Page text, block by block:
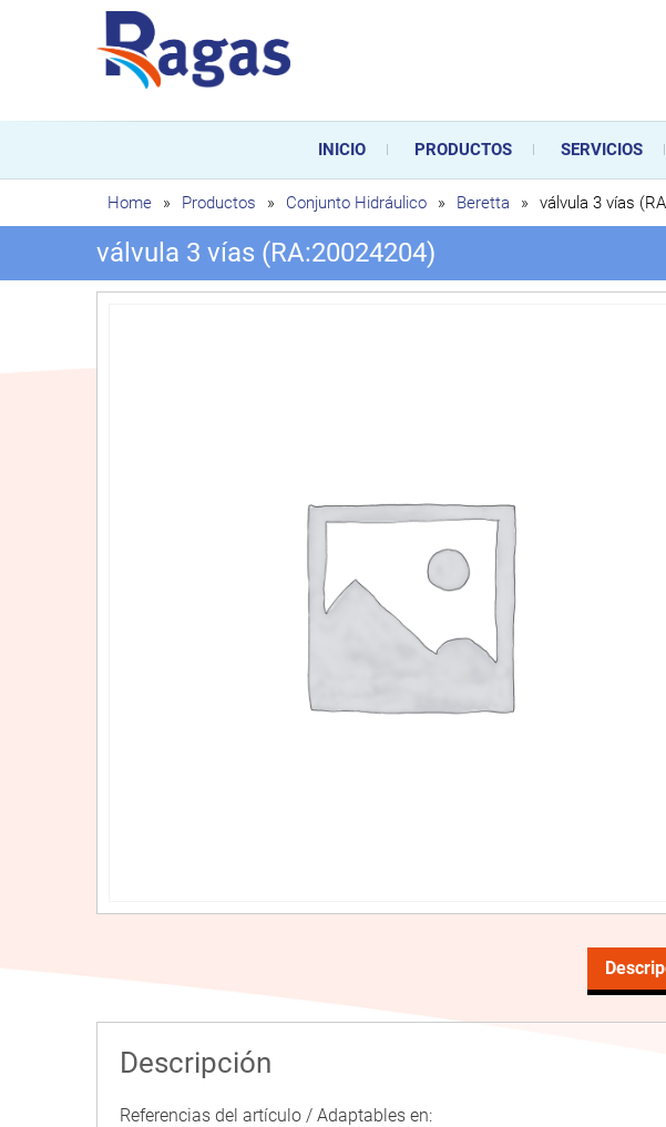
Ragas
Ragas S.L es una empresa especializada en la
durante toda la vida útil de sus aparatos de gas,
INICIO PRODUCTOS SERVICIOS
Home » Productos » Conjunto Hidráulico » Beretta » válvula 3 vías
válvula 3 vías (RA:20024204)
Descripción
Referencias del artículo / Adaptables en: